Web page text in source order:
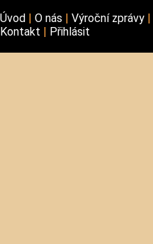
Úvod O nás Výroční zprávy
Kontakt
Přihlásit